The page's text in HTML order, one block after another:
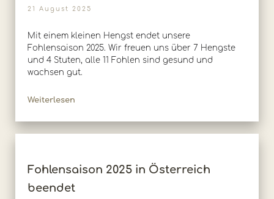
21 August 2025
Mit einem kleinen Hengst endet unsere
Fohlensaison 2025. Wir freuen uns über 7 Hengste
und 4 Stuten, alle 11 Fohlen sind gesund und
wachsen gut.
Weiterlesen
Fohlensaison 2025 in Österreich
beendet